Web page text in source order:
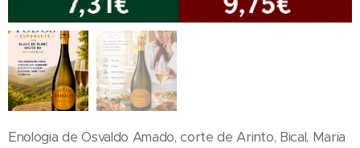
Enologia de Osvaldo Amado, corte de Arinto, Bical, Maria